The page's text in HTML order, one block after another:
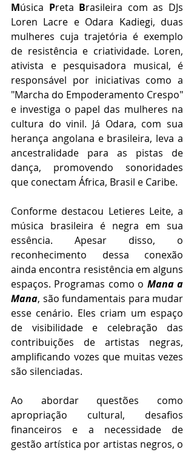
Música Preta Brasileira com as DJs
Loren Lacre e Odara Kadiegi, duas
mulheres cuja trajetória é exemplo
de resistência e criatividade. Loren,
ativista e pesquisadora musical, é
responsável por iniciativas como a
"Marcha do Empoderamento Crespo"
e investiga o papel das mulheres na
cultura do vinil. Já Odara, com sua
herança angolana e brasileira, leva a
ancestralidade para as pistas de
dança, promovendo sonoridades
que conectam África, Brasil e Caribe.
Conforme destacou Letieres Leite, a
música brasileira é negra em sua
essência. Apesar disso, o
reconhecimento dessa conexão
ainda encontra resistência em alguns
espaços. Programas como o Mana a
Mana, são fundamentais para mudar
esse cenário. Eles criam um espaço
de visibilidade e celebração das
contribuições de artistas negras,
amplificando vozes que muitas vezes
são silenciadas.
Ao abordar questões como
apropriação cultural, desafios
financeiros e a necessidade de
gestão artística por artistas negros, o